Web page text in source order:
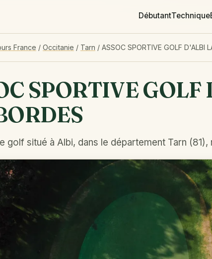
DébutantTechnique
France / Occitanie / Tarn / ASSOC SPORTIVE GOLF D'ALBI
SPORTIVE GOLF
golf situé à Albi, dans le département Tarn (81),